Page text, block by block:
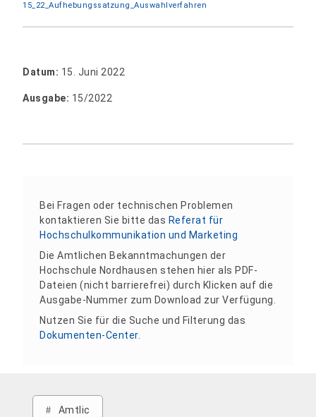
15_22_Aufhebungssatzung_Auswahlverfahren
Datum: 15. Juni 2022
Ausgabe: 15/2022
Bei Fragen oder technischen Problemen
kontaktieren Sie bitte das Referat für
Hochschulkommunikation und Marketing
Die Amtlichen Bekanntmachungen der
Hochschule Nordhausen stehen hier als PDF-
Dateien (nicht barrierefrei) durch Klicken auf die
Ausgabe-Nummer zum Download zur Verfügung.
Nutzen Sie für die Suche und Filterung das
Dokumenten-Center.
Amtlic